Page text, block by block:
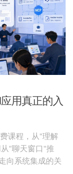
用真正的入
课程，从"理解
"聊天窗口"推
向系统集成的关